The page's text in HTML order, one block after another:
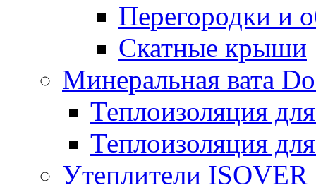
Перегородки и
Скатные крыши
Минеральная вата
Теплоизоляция
Теплоизоляция
Утеплители ISOVER